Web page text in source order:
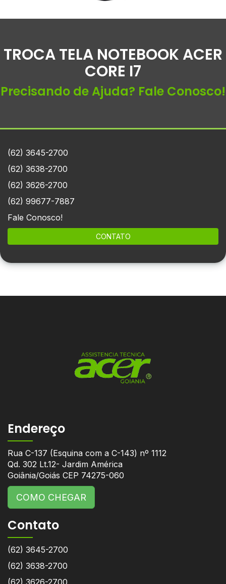
TROCA TELA NOTEBOOK ACER
CORE I7
Precisando de Ajuda? Fale Conosco!
(62) 3645-2700
(62) 3638-2700
(62) 3626-2700
(62) 99677-7887
Fale Conosco!
CONTATO
Endereço
Rua C-137 (Esquina com a C-143) nº 1112
Qd. 302 Lt.12- Jardim América
Goiânia/Goiás CEP 74275-060
COMO CHEGAR
Contato
(62) 3645-2700
(62) 3638-2700
(62) 3626-2700